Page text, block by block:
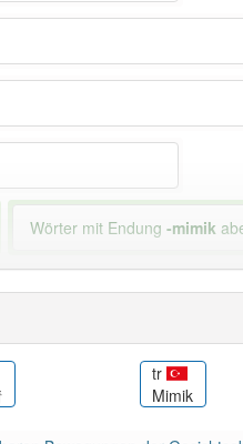
Wörter mit Endung-mimik
tr
Mimik